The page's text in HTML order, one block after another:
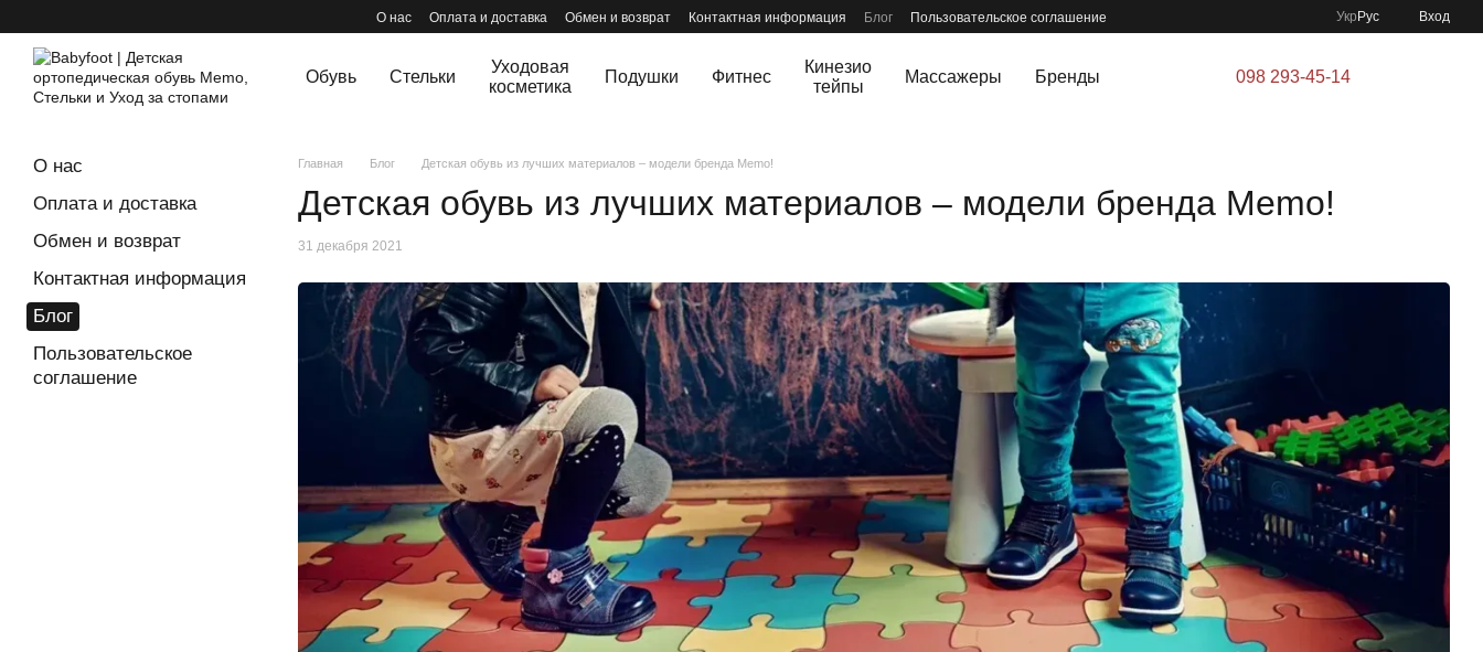
О нас Оплата и доставка Обмен и возврат Контактная информация Блог Пользовательское соглашение Укр Рус Вход
Обувь Стельки
Уходовая
косметика
Подушки Фитнес
Кинезио
тейпы
Массажеры Бренды 098 293-45-14
Главная Блог Детская обувь из лучших материалов – модели бренда Memo!
Детская обувь из лучших материалов – модели бренда Memo!
31 декабря 2021
О нас
Оплата и доставка
Обмен и возврат
Контактная информация
Блог
Пользовательское
соглашение